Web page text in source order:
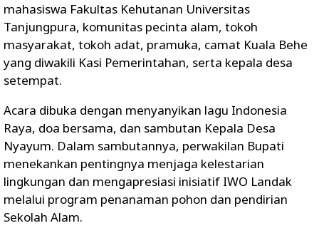
mahasiswa Fakultas Kehutanan Universitas
Tanjungpura, komunitas pecinta alam, tokoh
masyarakat, tokoh adat, pramuka, camat Kuala Behe
yang diwakili Kasi Pemerintahan, serta kepala desa
setempat.
Acara dibuka dengan menyanyikan lagu Indonesia
Raya, doa bersama, dan sambutan Kepala Desa
Nyayum. Dalam sambutannya, perwakilan Bupati
menekankan pentingnya menjaga kelestarian
lingkungan dan mengapresiasi inisiatif IWO Landak
melalui program penanaman pohon dan pendirian
Sekolah Alam.